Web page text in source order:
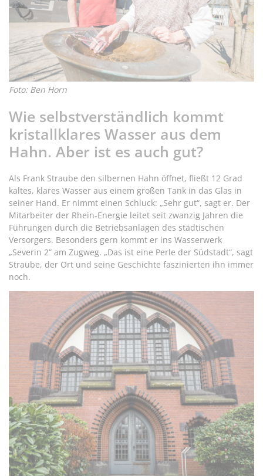
Foto: Ben Horn
Wie selbstverständlich kommt
kristallklares Wasser aus dem
Hahn. Aber ist es auch gut?
Als Frank Straube den silbernen Hahn öffnet, fließt 12 Grad
kaltes, klares Wasser aus einem großen Tank in das Glas in
seiner Hand. Er nimmt einen Schluck: „Sehr gut“, sagt er. Der
Mitarbeiter der Rhein-Energie leitet seit zwanzig Jahren die
Führungen durch die Betriebsanlagen des städtischen
Versorgers. Besonders gern kommt er ins Wasserwerk
„Severin 2“ am Zugweg. „Das ist eine Perle der Südstadt“, sagt
Straube, der Ort und seine Geschichte faszinierten ihn immer
noch.